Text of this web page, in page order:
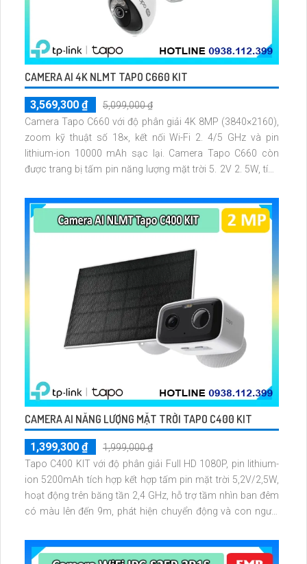
CAMERA AI 4K NLMT TAPO C660 KIT
3,569,300 ₫
5,099,000 ₫
Camera Tapo C660 với độ phân giải 4K 8MP (3840×2160),
zoom kỹ thuật số 18×, kết nối Wi-Fi 2. 4/5 GHz và pin
lithium-ion 10000 mAh sạc lại. Camera Tapo C660 còn
được trang bị tấm pin năng lượng mặt trời 5. 2V 2. 5W, tích
microSD tối đa 512 GB
CAMERA AI NĂNG LƯỢNG MẶT TRỜI TAPO C400 KIT
1,399,300 ₫
1,999,000 ₫
Tapo C400 KIT với độ phân giải Full HD 1080P, pin lithium-
ion 5200mAh tích hợp kết hợp tấm pin mặt trời 5,2V/2,5W,
hoạt động trên băng tần 2,4 GHz, hỗ trợ tầm nhìn ban đêm
có màu lên đến 9m, phát hiện chuyển động và con người
512GB